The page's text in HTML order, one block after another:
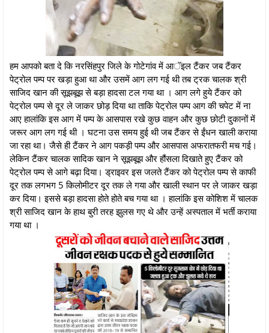
हम आपको बता दे कि नरसिंहपुर जिले के गोटेगांव में आॅइल टैंकर जब टैंकर
पेट्रोल पम्प पर खड़ा हुआ था और उसमें आग लग गई थी तब ट्रक चालक श्री
साजिद खान की सूझबूझ से बड़ा हादसा टल गया था । आग लगे हुये टैंकर को
पेट्रोल पम्प से दूर ले जाकर छोड़ दिया था ताकि पेट्रोल पम्प आग की चपेट में ना
आए हालांकि इस आग में पम्प के आसपास रखे कुछ वाहन और कुछ छोटी दुकानों में
जरूर आग लग गई थी । घटना उस समय हुई थी जब टैंकर से ईंधन खाली कराया
जा रहा था। जैसे ही टैंकर ने आग पकड़ी पम्प और आसपास अफरातफरी मच गई।
लेकिन टैंकर चालक सादिक खान ने सूझबूझ और हौंसला दिखाते हुए टैंकर को
पेट्रोल पम्प से आगे बढ़ा दिया। ड्राइवर इस जलते टैंकर को पेट्रोल पम्प से काफी
दूर तक लगभग 5 किलोमीटर दूर तक ले गया और खाली स्थान पर ले जाकर खड़ा
कर दिया। इससे बड़ा हादसा होते होते बच गया था । हालांकि इस कोशिश में चालक
श्री साजिद खान के हाथ बुरी तरह झुलस गए थे और उन्हें अस्पताल में भर्ती कराया
गया था ।